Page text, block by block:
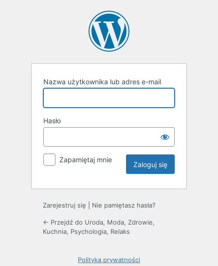
Nazwa użytkownika lub adres e-mail
Hasło
Zapamiętaj mnie
Zarejestruj się Nie pamiętasz hasła?
← Przejdź do Uroda, Moda, Zdrowie,
Kuchnia, Psychologia, Relaks
Polityka prywatności